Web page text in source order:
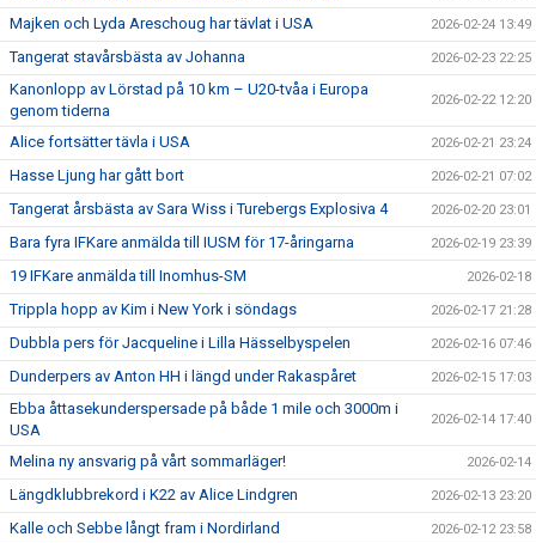
Majken och Lyda Areschoug har tävlat i USA 2026-02-24 13:49
Tangerat stavårsbästa av Johanna 2026-02-23 22:25
Kanonlopp av Lörstad på 10 km – U20-tvåa i Europa
genom tiderna
2026-02-22 12:20
Alice fortsätter tävla i USA 2026-02-21 23:24
Hasse Ljung har gått bort 2026-02-21 07:02
Tangerat årsbästa av Sara Wiss i Turebergs Explosiva 4 2026-02-20 23:01
Bara fyra IFKare anmälda till IUSM för 17-åringarna 2026-02-19 23:39
19 IFKare anmälda till Inomhus-SM 2026-02-18
Trippla hopp av Kim i New York i söndags 2026-02-17 21:28
Dubbla pers för Jacqueline i Lilla Hässelbyspelen 2026-02-16 07:46
Dunderpers av Anton HH i längd under Rakaspåret 2026-02-15 17:03
Ebba åttasekunderspersade på både 1 mile och 3000m i
USA
2026-02-14 17:40
Melina ny ansvarig på vårt sommarläger! 2026-02-14
Längdklubbrekord i K22 av Alice Lindgren 2026-02-13 23:20
Kalle och Sebbe långt fram i Nordirland 2026-02-12 23:58